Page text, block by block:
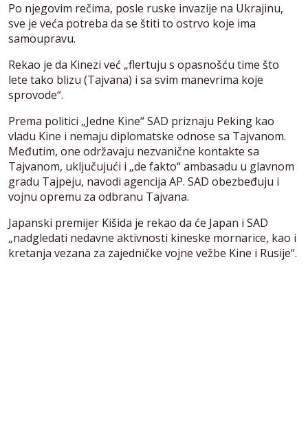
Po njegovim rečima, posle ruske invazije na Ukrajinu,
sve je veća potreba da se štiti to ostrvo koje ima
samoupravu.
Rekao je da Kinezi već „flertuju s opasnošću time što
lete tako blizu (Tajvana) i sa svim manevrima koje
sprovode“.
Prema politici „Jedne Kine“ SAD priznaju Peking kao
vladu Kine i nemaju diplomatske odnose sa Tajvanom.
Međutim, one održavaju nezvanične kontakte sa
Tajvanom, uključujući i „de fakto“ ambasadu u glavnom
gradu Tajpeju, navodi agencija AP. SAD obezbeđuju i
vojnu opremu za odbranu Tajvana.
Japanski premijer Kišida je rekao da će Japan i SAD
„nadgledati nedavne aktivnosti kineske mornarice, kao i
kretanja vezana za zajedničke vojne vežbe Kine i Rusije“.